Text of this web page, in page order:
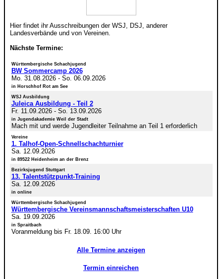
Hier findet ihr Ausschreibungen der WSJ, DSJ, anderer
Landesverbände und von Vereinen.
Nächste Termine:
Württembergische Schachjugend
BW Sommercamp 2026
Mo. 31.08.2026- So. 06.09.2026
in Horschhof Rot am See
WSJ Ausbildung
Juleica Ausbildung - Teil 2
Fr. 11.09.2026- So. 13.09.2026
in Jugendakademie Weil der Stadt
Mach mit und werde Jugendleiter Teilnahme an Teil 1 erforderlich
Vereine
1. Talhof-Open-Schnellschachturnier
Sa. 12.09.2026
in 89522 Heidenheim an der Brenz
Bezirksjugend Stuttgart
13. Talentstützpunkt-Training
Sa. 12.09.2026
in online
Württembergische Schachjugend
Württembergische Vereinsmannschaftsmeisterschaften U10
Sa. 19.09.2026
in Spraitbach
Voranmeldung bis Fr. 18.09. 16:00 Uhr
Alle Termine anzeigen
Termin einreichen